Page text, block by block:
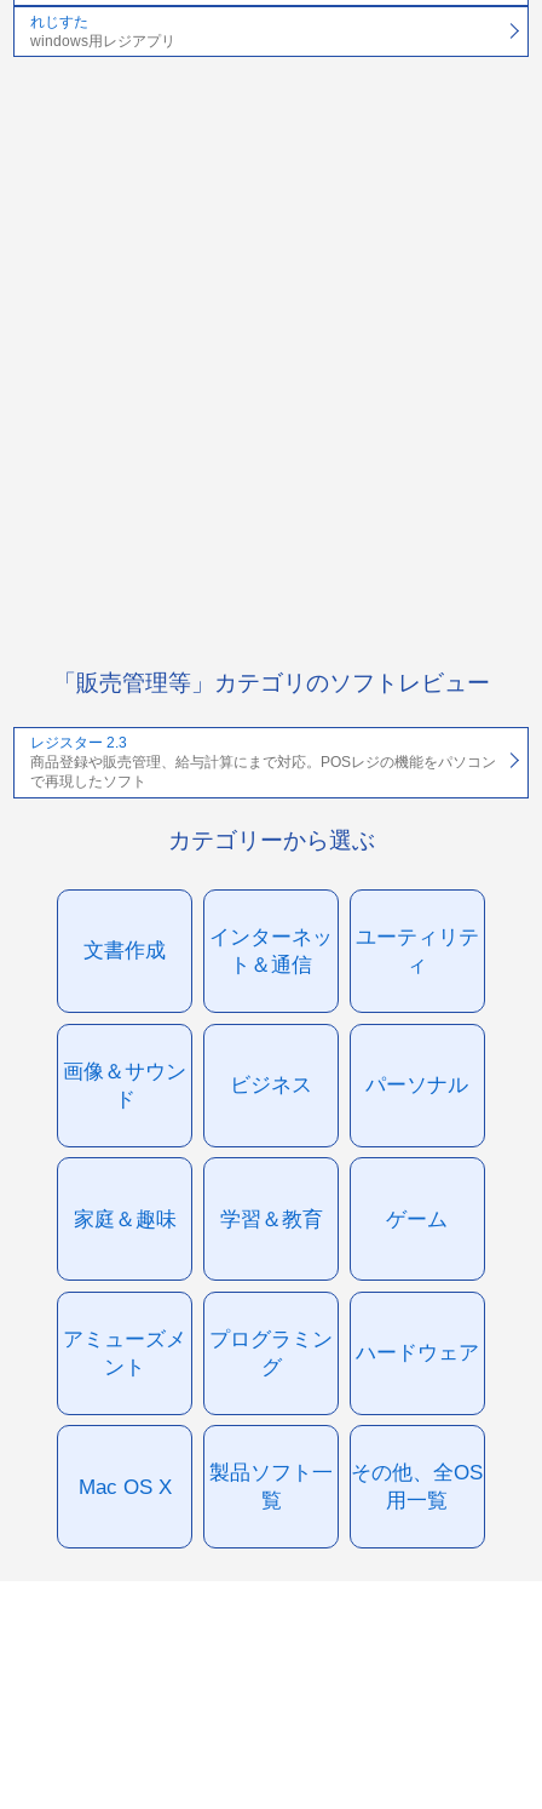
れじすた
windows用レジアプリ
「販売管理等」カテゴリのソフトレビュー
レジスター 2.3
商品登録や販売管理、給与計算にまで対応。POSレジの機能をパソコン
で再現したソフト
カテゴリーから選ぶ
文書作成
インターネッ
ト＆通信
ユーティリテ
ィ
画像＆サウン
ド
ビジネス パーソナル
家庭＆趣味 学習＆教育 ゲーム
アミューズメ
ント
プログラミン
グ
ハードウェア
Mac OS X
製品ソフト一
覧
その他、全OS
用一覧